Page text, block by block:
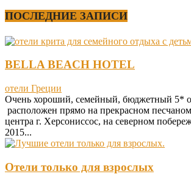
ПОСЛЕДНИЕ ЗАПИСИ
BELLA BEACH HOTEL
отели Греции
Очень хороший, семейный, бюджетный 5*
расположен прямо на прекрасном
центра г. Херсониссос, на северном
2015...
Отели только для взрослых